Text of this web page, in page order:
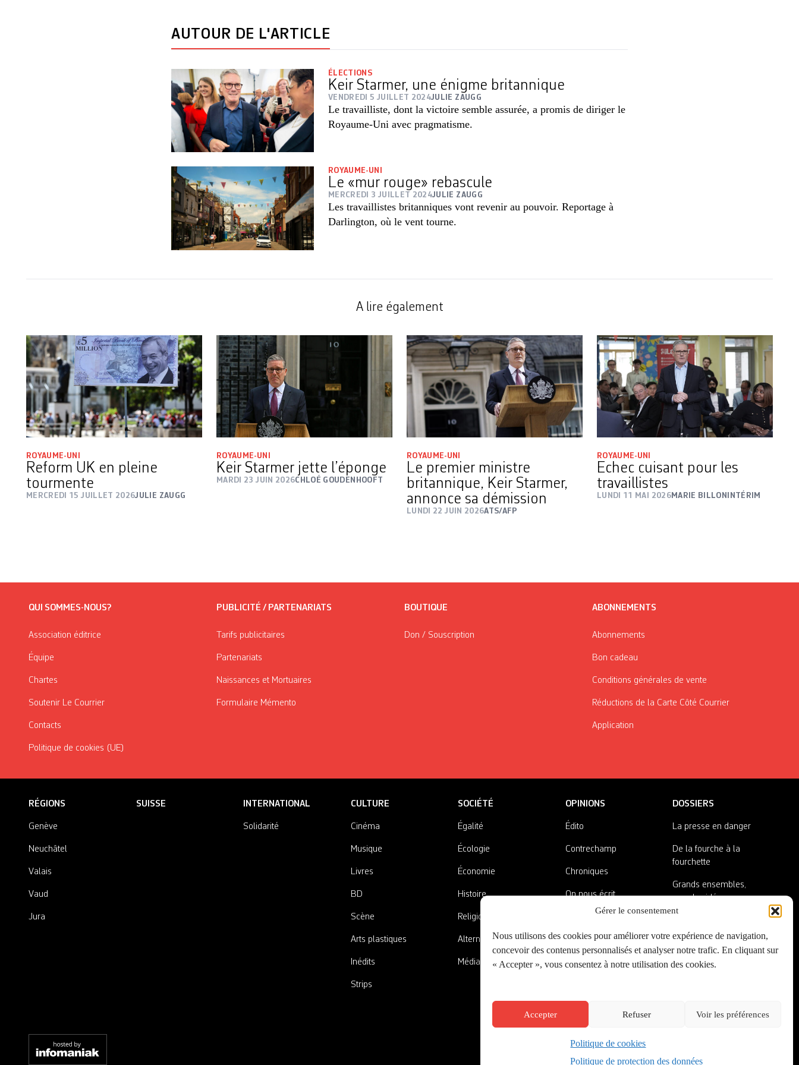
Gérer le consentement
Nous utilisons des cookies pour améliorer votre expérience de navigation,
concevoir des contenus personnalisés et analyser notre trafic. En cliquant sur
« Accepter », vous consentez à notre utilisation des cookies.
Accepter Refuser Voir les préférences
Politique de cookies
Politique de protection des données
AUTOUR DE L'ARTICLE
ÉLECTIONS
Keir Starmer, une énigme britannique
VENDREDI 5 JUILLET 2024JULIE ZAUGG
Le travailliste, dont la victoire semble assurée, a promis de diriger le
Royaume-Uni avec pragmatisme.
ROYAUME-UNI
Le «mur rouge» rebascule
MERCREDI 3 JUILLET 2024JULIE ZAUGG
Les travaillistes britanniques vont revenir au pouvoir. Reportage à
Darlington, où le vent tourne.
A lire également
ROYAUME-UNI
Reform UK en pleine
tourmente
MERCREDI 15 JUILLET 2026JULIE ZAUGG
ROYAUME-UNI
Keir Starmer jette l’éponge
MARDI 23 JUIN 2026CHLOÉ GOUDENHOOFT
ROYAUME-UNI
Le premier ministre
britannique, Keir Starmer,
annonce sa démission
LUNDI 22 JUIN 2026ATS/AFP
ROYAUME-UNI
Echec cuisant pour les
travaillistes
LUNDI 11 MAI 2026MARIE BILLONINTÉRIM
QUI SOMMES-NOUS?
Association éditrice
Équipe
Chartes
Soutenir Le Courrier
Contacts
Politique de cookies (UE)
PUBLICITÉ / PARTENARIATS
Tarifs publicitaires
Partenariats
Naissances et Mortuaires
Formulaire Mémento
BOUTIQUE
Don / Souscription
ABONNEMENTS
Abonnements
Bon cadeau
Conditions générales de vente
Réductions de la Carte Côté Courrier
Application
RÉGIONS
Genève
Neuchâtel
Valais
Vaud
Jura
SUISSE INTERNATIONAL
Solidarité
CULTURE
Cinéma
Musique
Livres
BD
Scène
Arts plastiques
Inédits
Strips
SOCIÉTÉ
Égalité
Écologie
Économie
Histoire
Religions
Alternatives
Médias
OPINIONS
Édito
Contrechamp
Chroniques
On nous écrit
A côté de la plaque
DOSSIERS
La presse en danger
De la fourche à la
fourchette
Grands ensembles,
grandes idées
Créé par